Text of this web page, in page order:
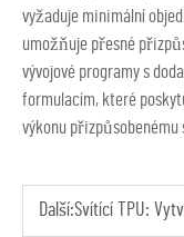
vyžaduje minimální
umožňuje přesné
vývojové programy s
formulacím, které
výkonu
Další:Svítící TPU: